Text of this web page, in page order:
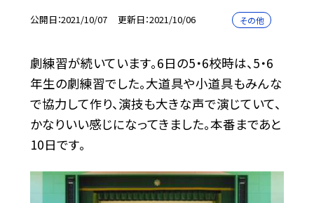
公開日 2021/10/07 更新日 2021/10/06 その他
劇練習が続いています。6日の5・6校時は、5・6
年生の劇練習でした。大道具や小道具もみんな
で協力して作り、演技も大きな声で演じていて、
かなりいい感じになってきました。本番まであと
10日です。